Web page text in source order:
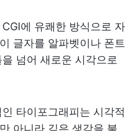
에 유쾌한 방식으로 자
글자를 알파벳이나 폰트
넘어 새로운 시각으로
타이포그래피는 시각적
아니라 깊은 생각을 불